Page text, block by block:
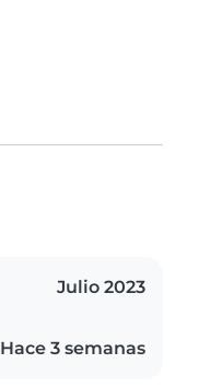
Julio 2023
Hace 3 semanas